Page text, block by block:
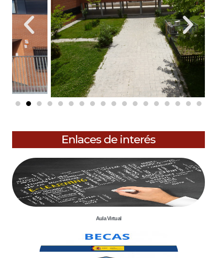
Enlaces de interés
Aula Virtual